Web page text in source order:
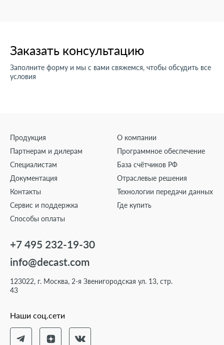
Заказать консультацию
Заполните форму и мы с вами свяжемся, чтобы обсудить все
условия
Продукция
О компании
Партнерам и дилерам
Программное обеспечение
Специалистам
База счётчиков РФ
Документация
Отраслевые решения
Контакты
Технологии передачи данных
Сервис и поддержка
Где купить
Способы оплаты
+7 495 232-19-30
info@decast.com
123022, г. Москва, 2-я Звенигородская ул. 13, стр.
43
Наши соц.сети